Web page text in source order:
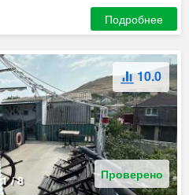
Подробнее
1/8
10.0
Проверено